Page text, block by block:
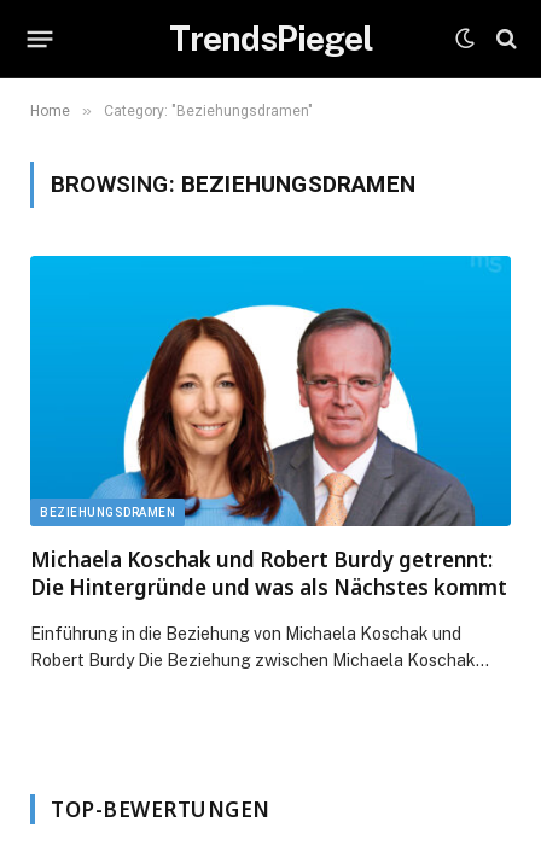
TrendsPiegel
Home » Category: "Beziehungsdramen"
BROWSING: BEZIEHUNGSDRAMEN
BEZIEHUNGSDRAMEN
Michaela Koschak und Robert Burdy getrennt:
Die Hintergründe und was als Nächstes kommt
Einführung in die Beziehung von Michaela Koschak und
Robert Burdy Die Beziehung zwischen Michaela Koschak…
TOP-BEWERTUNGEN